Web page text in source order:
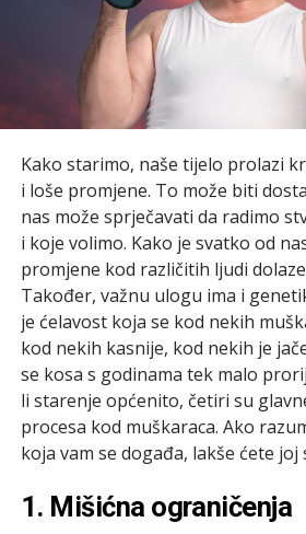
Kako starimo, naše tijelo prolazi
i loše promjene. To može biti
nas može sprječavati da radimo
i koje volimo. Kako je svatko od
promjene kod različitih ljudi
Također, važnu ulogu ima i
je ćelavost koja se kod nekih
kod nekih kasnije, kod nekih je
se kosa s godinama tek malo
li starenje općenito, četiri su
procesa kod muškaraca. Ako
koja vam se događa, lakše ćete
1. Mišićna ograničenja